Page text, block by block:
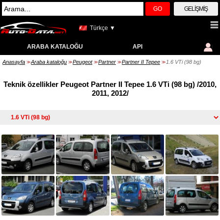
GO GELIŞMIŞ
Türkçe ▼
ARABA KATALOĞU API
Anasayfa >> Araba kataloğu >> Peugeot >> Partner >> Partner II Tepee >> 1.6 VTi (98 bg)
Teknik özellikler Peugeot Partner II Tepee 1.6 VTi (98 bg) /2010,
2011, 2012/